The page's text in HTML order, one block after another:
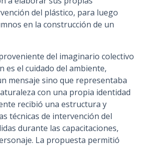
del plástico, para luego
en la construcción de un
del imaginario colectivo
es el cuidado del ambiente,
mensaje sino que representaba
con una propia identidad
recibió una estructura y
técnicas de intervención del
durante las capacitaciones,
La propuesta permitió